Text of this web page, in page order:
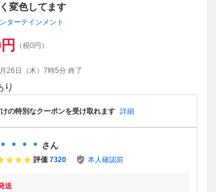
変色してます
ターテインメント
円 （税0円）
26日（木）7時5分 終了
り
の特別なクーポンを受け取れます 詳細
＊ ＊ ＊ さん
評価 7320 本人確認前
送